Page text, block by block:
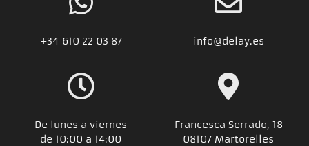
+34 610 22 03 87 info@delay.es
De lunes a viernes
de 10:00 a 14:00
Francesca Serrado, 18
08107 Martorelles